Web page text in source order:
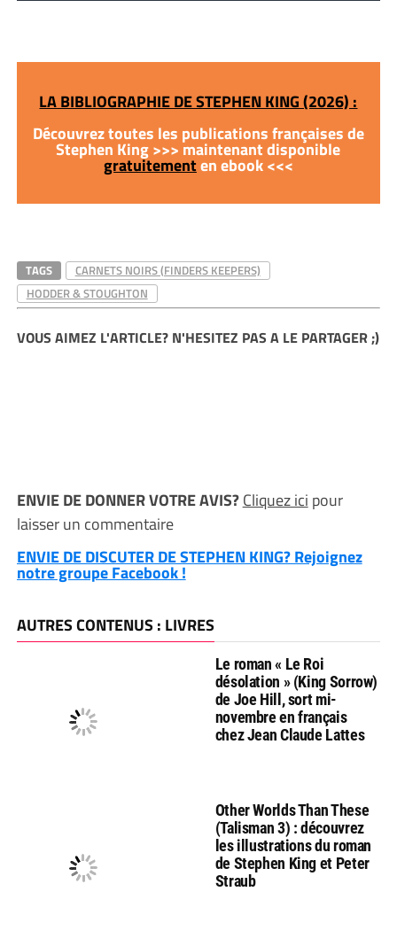
LA BIBLIOGRAPHIE DE STEPHEN KING (2026) :
Découvrez toutes les publications françaises de
Stephen King >>> maintenant disponible
gratuitementen ebook <<<
TAGS
CARNETS NOIRS (FINDERS KEEPERS)
HODDER & STOUGHTON
VOUS AIMEZ L'ARTICLE? N'HESITEZ PAS A LE PARTAGER ;)
ENVIE DE DONNER VOTRE AVIS?Cliquez ici pour
laisser un commentaire
ENVIE DE DISCUTER DE STEPHEN KING? Rejoignez
notre groupe Facebook !
AUTRES CONTENUS : LIVRES
Le roman « Le Roi
désolation » (King Sorrow)
de Joe Hill, sort mi-
novembre en français
chez Jean Claude Lattes
Other Worlds Than These
(Talisman 3) : découvrez
les illustrations du roman
de Stephen King et Peter
Straub